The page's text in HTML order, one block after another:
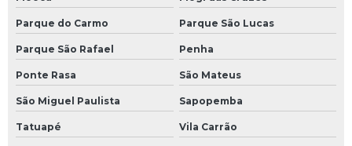
Parque do Carmo Parque São Lucas
Parque São Rafael Penha
Ponte Rasa São Mateus
São Miguel Paulista Sapopemba
Tatuapé Vila Carrão